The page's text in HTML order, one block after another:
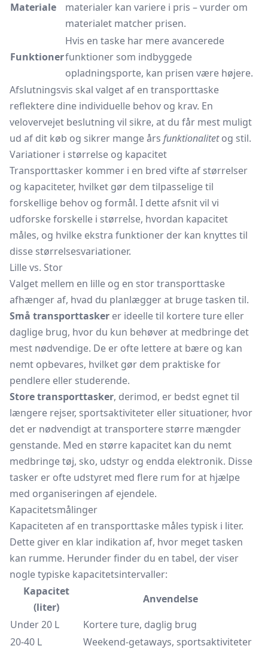
Materiale
materialer kan variere i pris – vurder om
materialet matcher prisen.
Funktioner
Hvis en taske har mere avancerede
funktioner som indbyggede
opladningsporte, kan prisen være højere.
Afslutningsvis skal valget af en transporttaske
reflektere dine individuelle behov og krav. En
velovervejet beslutning vil sikre, at du får mest muligt
ud af dit køb og sikrer mange års funktionalitetog stil.
Variationer i størrelse og kapacitet
Transporttasker kommer i en bred vifte af størrelser
og kapaciteter, hvilket gør dem tilpasselige til
forskellige behov og formål. I dette afsnit vil vi
udforske forskelle i størrelse, hvordan kapacitet
måles, og hvilke ekstra funktioner der kan knyttes til
disse størrelsesvariationer.
Lille vs. Stor
Valget mellem en lille og en stor transporttaske
afhænger af, hvad du planlægger at bruge tasken til.
Små transporttasker er ideelle til kortere ture eller
daglige brug, hvor du kun behøver at medbringe det
mest nødvendige. De er ofte lettere at bære og kan
nemt opbevares, hvilket gør dem praktiske for
pendlere eller studerende.
Store transporttasker, derimod, er bedst egnet til
længere rejser, sportsaktiviteter eller situationer, hvor
det er nødvendigt at transportere større mængder
genstande. Med en større kapacitet kan du nemt
medbringe tøj, sko, udstyr og endda elektronik. Disse
tasker er ofte udstyret med flere rum for at hjælpe
med organiseringen af ejendele.
Kapacitetsmålinger
Kapaciteten af en transporttaske måles typisk i liter.
Dette giver en klar indikation af, hvor meget tasken
kan rumme. Herunder finder du en tabel, der viser
nogle typiske kapacitetsintervaller:
Kapacitet
(liter)
Anvendelse
Under 20 L
Kortere ture, daglig brug
20-40 L
Weekend-getaways, sportsaktiviteter